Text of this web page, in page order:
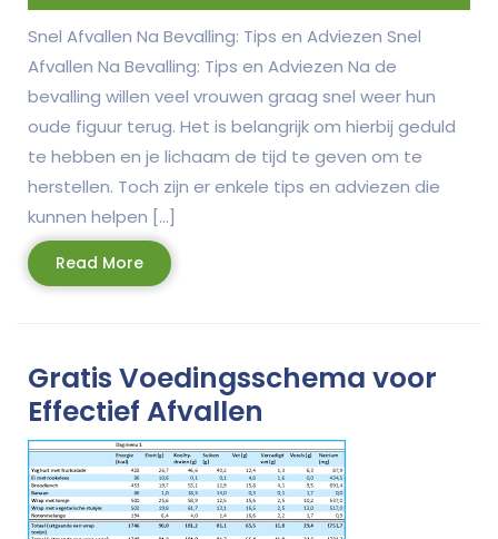
Snel Afvallen Na Bevalling: Tips en Adviezen Snel
Afvallen Na Bevalling: Tips en Adviezen Na de
bevalling willen veel vrouwen graag snel weer hun
oude figuur terug. Het is belangrijk om hierbij geduld
te hebben en je lichaam de tijd te geven om te
herstellen. Toch zijn er enkele tips en adviezen die
kunnen helpen […]
Read MoreRead
More
Gratis Voedingsschema voor
Effectief Afvallen